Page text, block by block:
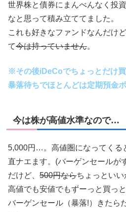
世界株と債券にまんべんなく投
なと思って積み立ててました。
これも好きなファンドなんだけ
て今は持っていません。
※その後iDeCoでちょっとだけ
暴落待ちでほとんどは定期預金
今は株が高値水準なので…
5,000円…。高値圏になってくる
直ナエます。(バーゲンセールが
だけど、 500円ならちょっといい
高値でも安値でもずーっと買っと
バーゲンセール（暴落!）きたら